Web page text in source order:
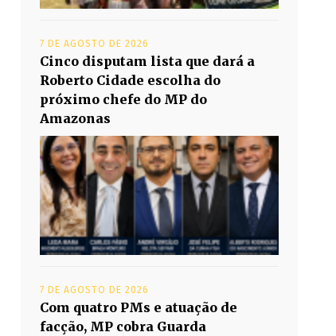
7 DE AGOSTO DE 2026
Cinco disputam lista que dará a
Roberto Cidade escolha do
próximo chefe do MP do
Amazonas
7 DE AGOSTO DE 2026
Com quatro PMs e atuação de
facção, MP cobra Guarda